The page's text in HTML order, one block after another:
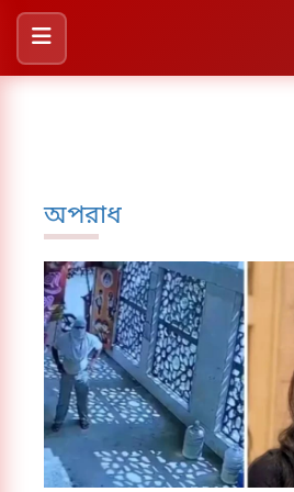
অপরাধ